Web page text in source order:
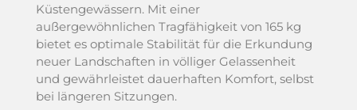
Küstengewässern. Mit einer
außergewöhnlichen Tragfähigkeit von 165 kg
bietet es optimale Stabilität für die Erkundung
neuer Landschaften in völliger Gelassenheit
und gewährleistet dauerhaften Komfort, selbst
bei längeren Sitzungen.